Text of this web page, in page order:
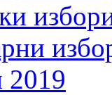
2019